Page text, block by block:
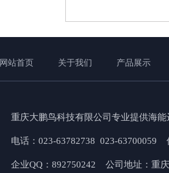
网站首页 关于我们 产品展示
重庆大鹏鸟科技有限公司专业提供海
电话：023-63782738 023-63700059
企业QQ：892750242 公司地址：重